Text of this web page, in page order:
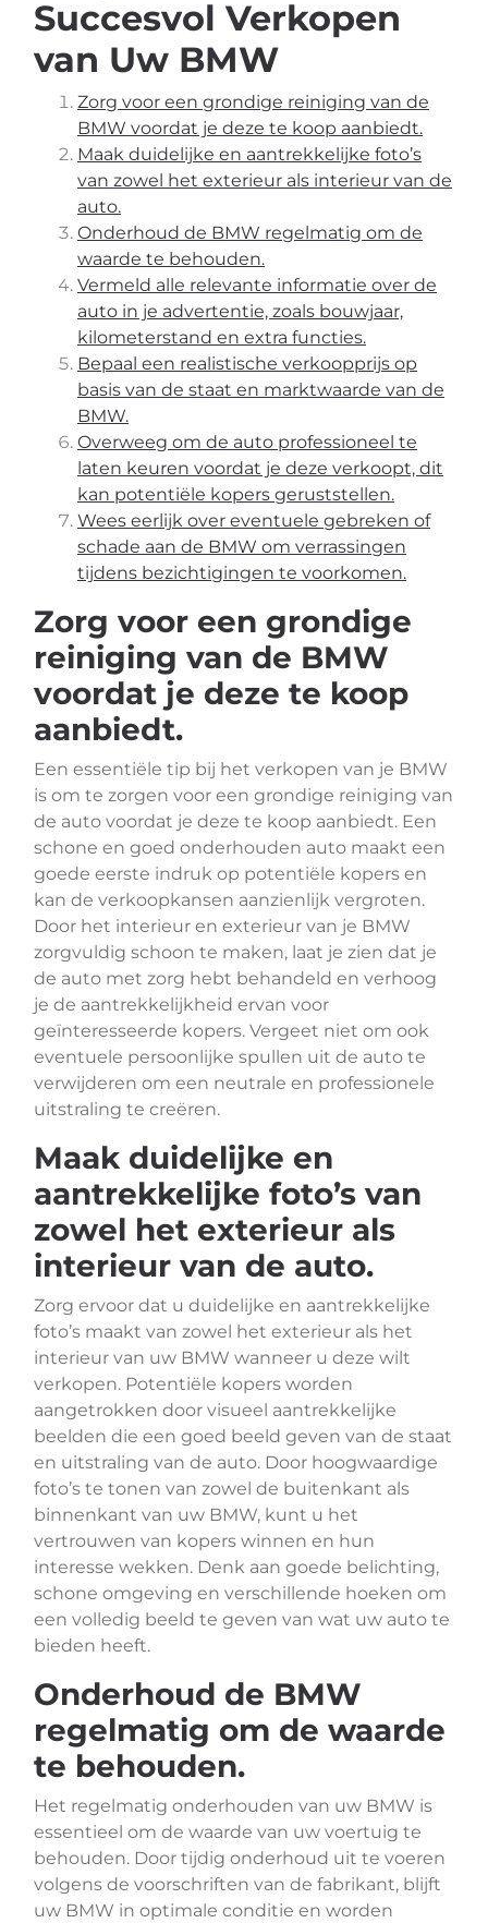
Succesvol Verkopen
van Uw BMW
Zorg voor een grondige reiniging van de
BMW voordat je deze te koop aanbiedt.
Maak duidelijke en aantrekkelijke foto’s
van zowel het exterieur als interieur van de
auto.
Onderhoud de BMW regelmatig om de
waarde te behouden.
Vermeld alle relevante informatie over de
auto in je advertentie, zoals bouwjaar,
kilometerstand en extra functies.
Bepaal een realistische verkoopprijs op
basis van de staat en marktwaarde van de
BMW.
Overweeg om de auto professioneel te
laten keuren voordat je deze verkoopt, dit
kan potentiële kopers geruststellen.
Wees eerlijk over eventuele gebreken of
schade aan de BMW om verrassingen
tijdens bezichtigingen te voorkomen.
Zorg voor een grondige
reiniging van de BMW
voordat je deze te koop
aanbiedt.
Een essentiële tip bij het verkopen van je BMW
is om te zorgen voor een grondige reiniging van
de auto voordat je deze te koop aanbiedt. Een
schone en goed onderhouden auto maakt een
goede eerste indruk op potentiële kopers en
kan de verkoopkansen aanzienlijk vergroten.
Door het interieur en exterieur van je BMW
zorgvuldig schoon te maken, laat je zien dat je
de auto met zorg hebt behandeld en verhoog
je de aantrekkelijkheid ervan voor
geïnteresseerde kopers. Vergeet niet om ook
eventuele persoonlijke spullen uit de auto te
verwijderen om een neutrale en professionele
uitstraling te creëren.
Maak duidelijke en
aantrekkelijke foto’s van
zowel het exterieur als
interieur van de auto.
Zorg ervoor dat u duidelijke en aantrekkelijke
foto’s maakt van zowel het exterieur als het
interieur van uw BMW wanneer u deze wilt
verkopen. Potentiële kopers worden
aangetrokken door visueel aantrekkelijke
beelden die een goed beeld geven van de staat
en uitstraling van de auto. Door hoogwaardige
foto’s te tonen van zowel de buitenkant als
binnenkant van uw BMW, kunt u het
vertrouwen van kopers winnen en hun
interesse wekken. Denk aan goede belichting,
schone omgeving en verschillende hoeken om
een volledig beeld te geven van wat uw auto te
bieden heeft.
Onderhoud de BMW
regelmatig om de waarde
te behouden.
Het regelmatig onderhouden van uw BMW is
essentieel om de waarde van uw voertuig te
behouden. Door tijdig onderhoud uit te voeren
volgens de voorschriften van de fabrikant, blijft
uw BMW in optimale conditie en worden